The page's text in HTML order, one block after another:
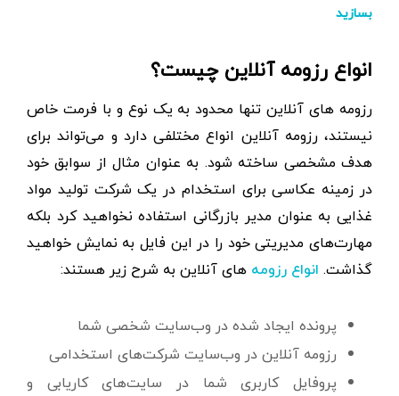
بسازید
انواع رزومه آنلاین چیست؟
رزومه های آنلاین تنها محدود به یک نوع و با فرمت خاص
نیستند، رزومه آنلاین انواع مختلفی دارد و می‌تواند برای
هدف مشخصی ساخته شود. به عنوان مثال از سوابق خود
در زمینه عکاسی برای استخدام در یک شرکت تولید مواد
غذایی به عنوان مدیر بازرگانی استفاده نخواهید کرد بلکه
مهارت‌های مدیریتی خود را در این فایل به نمایش خواهید
گذاشت. انواع رزومه های آنلاین به شرح زیر هستند:
پرونده ایجاد شده در وب‌سایت شخصی شما
رزومه آنلاین در وب‌سایت شرکت‌های استخدامی
پروفایل کاربری شما در سایت‌های کاریابی و